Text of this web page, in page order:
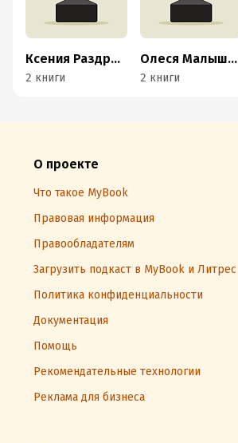
Ксения Раздрогина
2 книги
Олеся Малышева
2 книги
О проекте
Что такое MyBook
Правовая информация
Правообладателям
Загрузить подкаст в MyBook и Литрес
Политика конфиденциальности
Документация
Помощь
Рекомендательные технологии
Реклама для бизнеса